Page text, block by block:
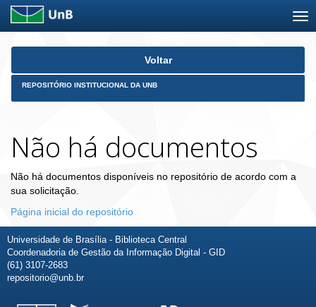
Skip
Voltar
REPOSITÓRIO INSTITUCIONAL DA UNB
Não há documentos
Não há documentos disponíveis no repositório de acordo com a
sua solicitação.
Página inicial do repositório
Universidade de Brasília - Biblioteca Central
Coordenadoria de Gestão da Informação Digital - GID
(61) 3107-2683
repositorio@unb.br